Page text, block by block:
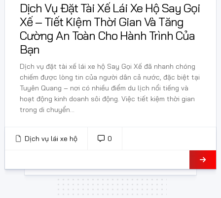
Dịch Vụ Đặt Tài Xế Lái Xe Hộ Say Gọi
Xế – Tiết Kiệm Thời Gian Và Tăng
Cường An Toàn Cho Hành Trình Của
Bạn
Dịch vụ đặt tài xế lái xe hộ Say Gọi Xế đã nhanh chóng
chiếm được lòng tin của người dân cả nước, đặc biệt tại
Tuyên Quang – nơi có nhiều điểm du lịch nổi tiếng và
hoạt động kinh doanh sôi động. Việc tiết kiệm thời gian
trong di chuyển...
Dịch vụ lái xe hộ 0